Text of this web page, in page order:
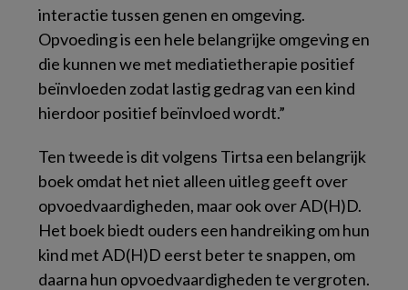
interactie tussen genen en omgeving.
Opvoeding is een hele belangrijke omgeving en
die kunnen we met mediatietherapie positief
beïnvloeden zodat lastig gedrag van een kind
hierdoor positief beïnvloed wordt.”
Ten tweede is dit volgens Tirtsa een belangrijk
boek omdat het niet alleen uitleg geeft over
opvoedvaardigheden, maar ook over AD(H)D.
Het boek biedt ouders een handreiking om hun
kind met AD(H)D eerst beter te snappen, om
daarna hun opvoedvaardigheden te vergroten.